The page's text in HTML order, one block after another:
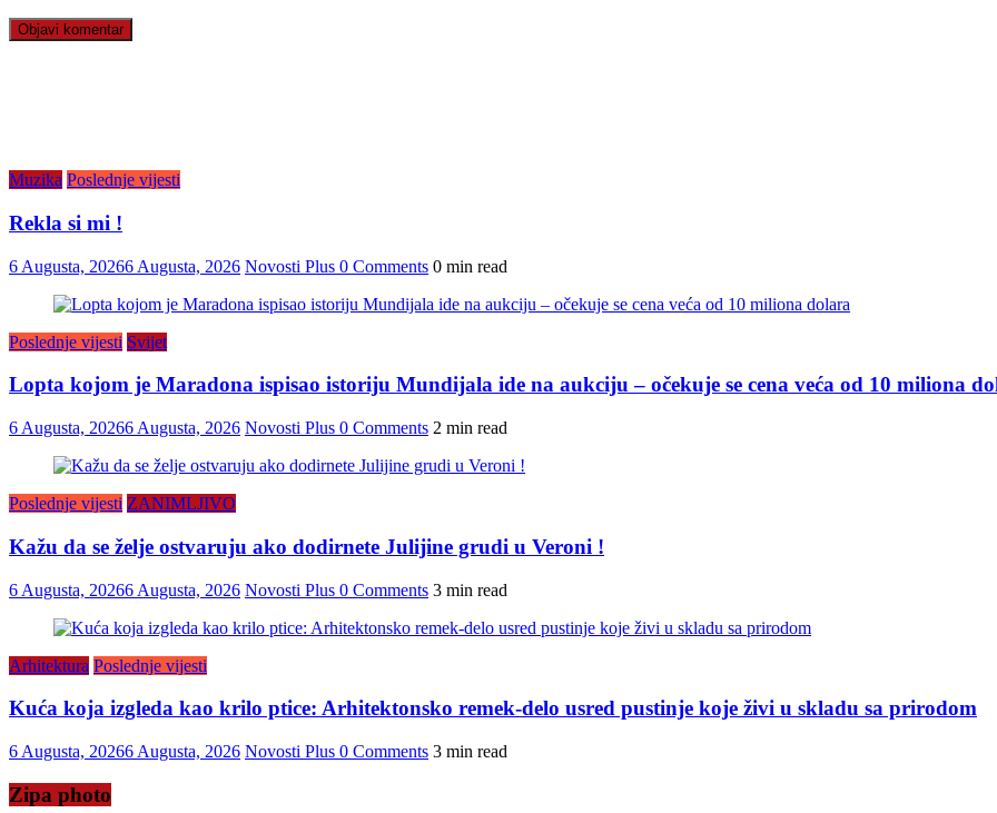
Muzika Poslednje vijesti
Rekla si mi !
6 Augusta, 20266 Augusta, 2026 Novosti Plus 0 Comments 0 min read
Poslednje vijesti Svijet
Lopta kojom je Maradona ispisao istoriju Mundijala ide na aukciju – očekuje se cena veća od 10 miliona
6 Augusta, 20266 Augusta, 2026 Novosti Plus 0 Comments 2 min read
Poslednje vijesti ZANIMLJIVO
Kažu da se želje ostvaruju ako dodirnete Julijine grudi u Veroni !
6 Augusta, 20266 Augusta, 2026 Novosti Plus 0 Comments 3 min read
Arhitektura Poslednje vijesti
Kuća koja izgleda kao krilo ptice: Arhitektonsko remek-delo usred pustinje koje živi u skladu sa prirodom
6 Augusta, 20266 Augusta, 2026 Novosti Plus 0 Comments 3 min read
Zipa photo